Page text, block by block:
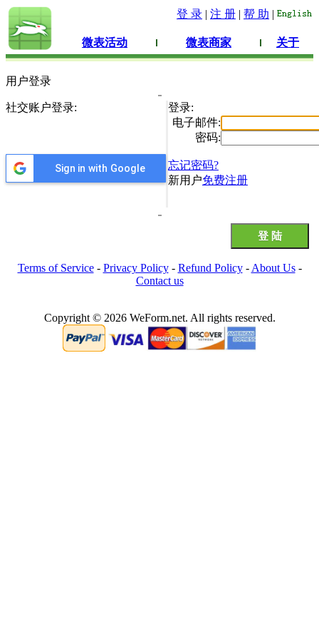
登 录 | 注 册 | 帮 助 |
微表活动 微表商家 关于
用户登录
社交账户登录:
Sign in with Google
登录:
电子邮件:
密码:
忘记密码?
新用户免费注册
Terms of Service- Privacy Policy- Refund Policy- About Us-
Contact us
Copyright © 2026 WeForm.net. All rights reserved.